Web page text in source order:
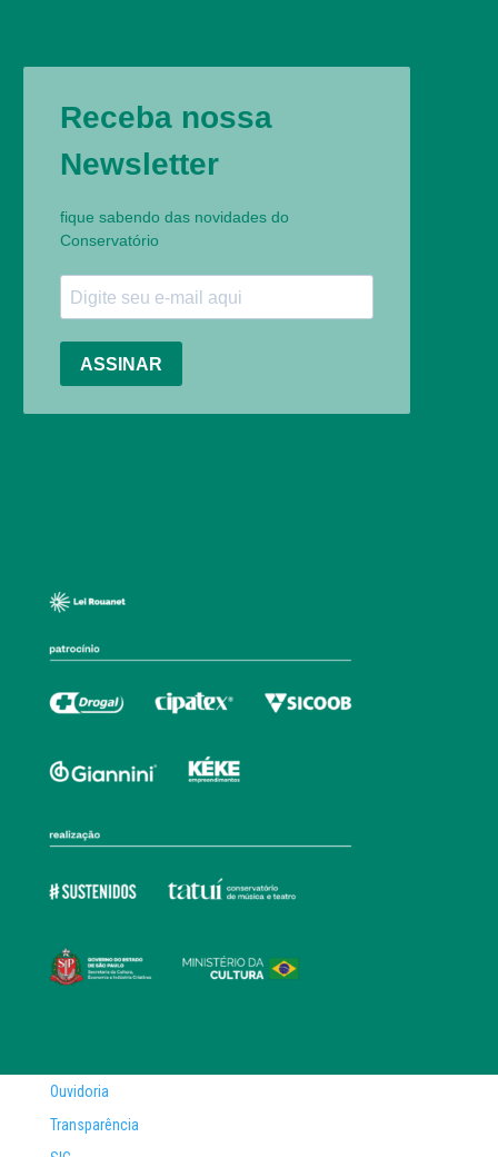
Ouvidoria
Transparência